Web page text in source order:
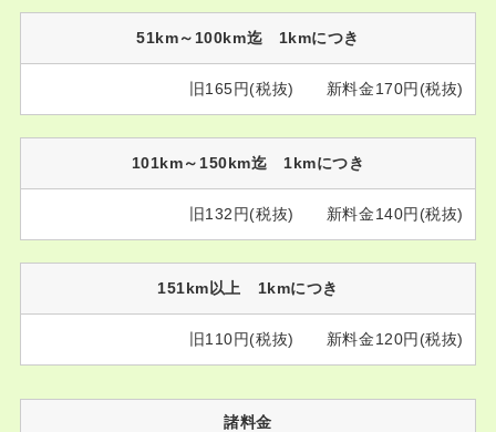
51km～100km迄 1kmにつき
旧165円(税抜) 新料金170円(税抜)
101km～150km迄 1kmにつき
旧132円(税抜) 新料金140円(税抜)
151km以上 1kmにつき
旧110円(税抜) 新料金120円(税抜)
諸料金